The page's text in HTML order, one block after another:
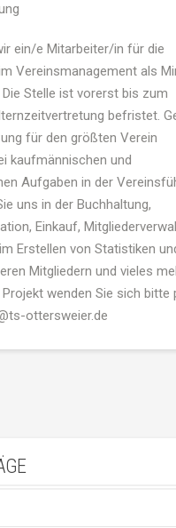
ein/e Mitarbeiter/in für die
Vereinsmanagement als
Stelle ist vorerst bis zum
befristet.
für den größten Verein
kaufmännischen und
Aufgaben in der
uns in der Buchhaltung,
Einkauf,
Erstellen von Statistiken
Mitgliedern und vieles
wenden Sie sich bitte
ottersweier.de